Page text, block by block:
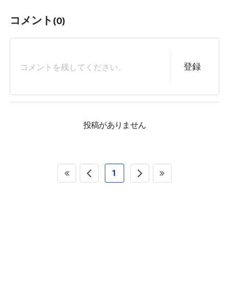
コメント (0)
登録
投稿がありません
1